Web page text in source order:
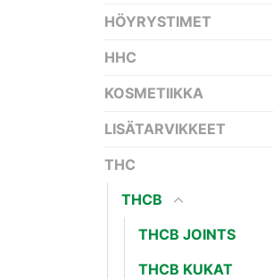
HÖYRYSTIMET
HHC
KOSMETIIKKA
LISÄTARVIKKEET
THC
THCB
THCB JOINTS
THCB KUKAT